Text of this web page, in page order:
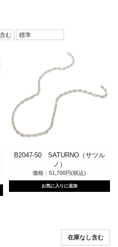
B2047-50 SATURNO（サツル
ノ）
価格：51,700円(税込)